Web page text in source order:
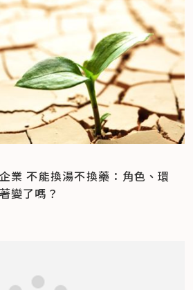
業 不能換湯不換藥：角色、環
變了嗎？